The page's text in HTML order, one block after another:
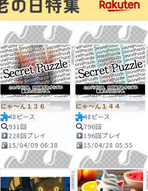
にゃ～ん１３６
48ピース
931回
228回プレイ
15/04/09 06:38
にゃ～ん１４４
48ピース
796回
196回プレイ
15/04/28 05:55